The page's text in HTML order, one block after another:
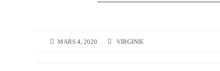
MARS 4, 2020 VIRGINIE